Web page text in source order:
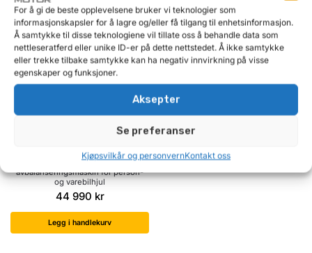
For å gi de beste opplevelsene bruker vi teknologier som
informasjonskapsler for å lagre og/eller få tilgang til enhetsinformasjon.
Å samtykke til disse teknologiene vil tillate oss å behandle data som
nettleseratferd eller unike ID-er på dette nettstedet. Å ikke samtykke
eller trekke tilbake samtykke kan ha negativ innvirkning på visse
egenskaper og funksjoner.
Aksepter
Se preferanser
Kjøpsvilkår og personvernKontakt oss
Få beskjed Legg i handlekurv
TECO 670 – Proff
avbalanseringsmaskin for person-
og varebilhjul
44 990 kr
Legg i handlekurv